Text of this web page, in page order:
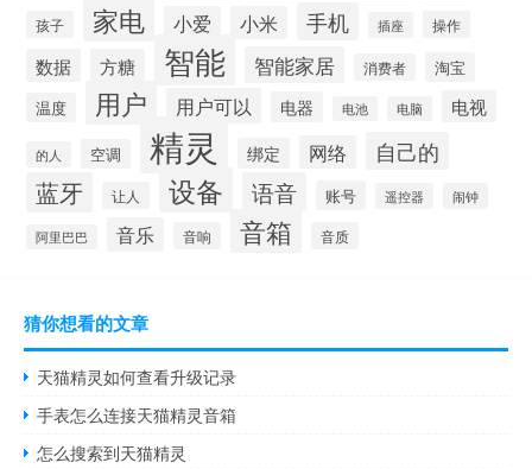
孩子 家电 小爱 小米 手机 插座 操作
数据 方糖 智能 智能家居 消费者
淘宝
温度
用户 用户可以 电器 电池 电脑 电视
的人 空调 精灵 绑定 网络 自己的
蓝牙 让人 设备 语音 账号 遥控器 闹钟
阿里巴巴 音乐 音响 音箱 音质
猜你想看的文章
天猫精灵如何查看升级记录
手表怎么连接天猫精灵音箱
怎么搜索到天猫精灵